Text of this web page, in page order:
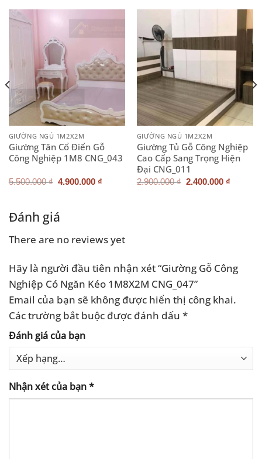
GIƯỜNG NGỦ 1M2X2M
Giường Tân Cổ Điển Gỗ
Công Nghiệp 1M8 CNG_043
5.500.000₫ Giá
4.900.000 ₫
GIƯỜNG NGỦ 1M2X2M
Giường Tủ Gỗ Công Nghiệp
Cao Cấp Sang Trọng Hiện
Đại CNG_011
2.900.000₫ Giá
2.400.000 ₫
₫.
Đánh giá
There are no reviews yet
Hãy là người đầu tiên nhận xét “Giường Gỗ Công
Nghiệp Có Ngăn Kéo 1M8X2M CNG_047”
Email của bạn sẽ không được hiển thị công khai.
Các trường bắt buộc được đánh dấu *
Đánh giá của bạn
Nhận xét của bạn*